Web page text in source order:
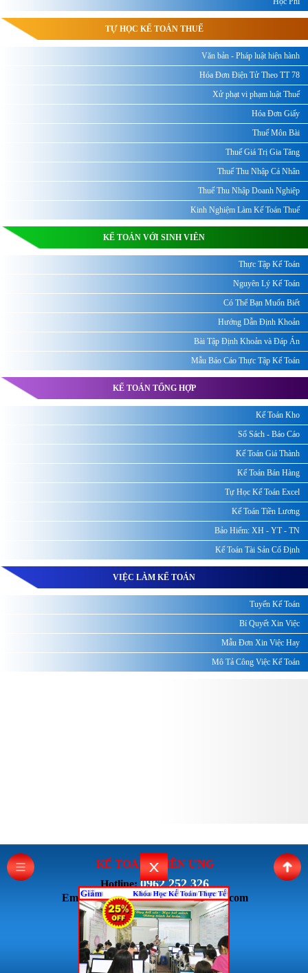
TỰ HỌC KẾ TOÁN THUẾ
Văn bản - Pháp luật hiện hành
Hóa Đơn Điện Tử Theo TT 78
Xử phạt vi phạm luật Thuế
Hóa Đơn Giấy
Thuế Môn Bài
Thuế Giá Trị Gia Tăng
Thuế Thu Nhập Cá Nhân
Thuế Thu Nhập Doanh Nghiệp
Kinh Nghiệm Làm Kế Toán Thuế
KẾ TOÁN VỚI SINH VIÊN
Thực Tập Kế Toán
Nguyên Lý Kế Toán
Có Thể Bạn Muốn Biết
Hướng Dẫn Định Khoản
Bài Tập Định Khoản và Đáp Án
Mẫu Báo Cáo Thực Tập Kế Toán
KẾ TOÁN TỔNG HỢP
Kế Toán Kho
Sổ Sách - Báo Cáo
Kế Toán Giá Thành
Kế Toán Bán Hàng
Tự Học Kế Toán Excel
Kế Toán Tiền Lương
Bảo Hiểm: XH - YT - TN
Kế Toán Tài Sản Cố Định
VIỆC LÀM KẾ TOÁN
Tuyển Kế Toán
Bí Quyết Xin Việc
Mẫu Đơn Xin Việc Hay
Mô Tả Công Việc Kế Toán
KẾ TOÁN THIÊN ƯNG
Hotline:0962 252 326
Email: ketoanthienung6868@gmail.com